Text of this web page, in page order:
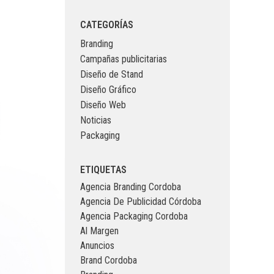
CATEGORÍAS
Branding
Campañas publicitarias
Diseño de Stand
Diseño Gráfico
Diseño Web
Noticias
Packaging
ETIQUETAS
Agencia Branding Cordoba
Agencia De Publicidad Córdoba
Agencia Packaging Cordoba
Al Margen
Anuncios
Brand Cordoba